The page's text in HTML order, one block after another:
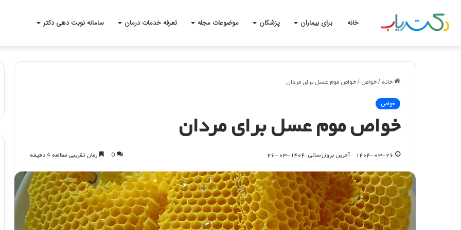
خانه برای بیماران پزشکان موضوعات مجله تعرفه خدمات درمان سامانه نوبت دهی دکتر
خانه /خواص/خواص موم عسل برای مردان
خواص
خواص موم عسل برای مردان
۱۴۰۴-۰۳-۲۶ آخرین بروزرسانی: ۱۴۰۴-۰۳-۲۶ 0 زمان تقریبی مطالعه 4 دقیقه